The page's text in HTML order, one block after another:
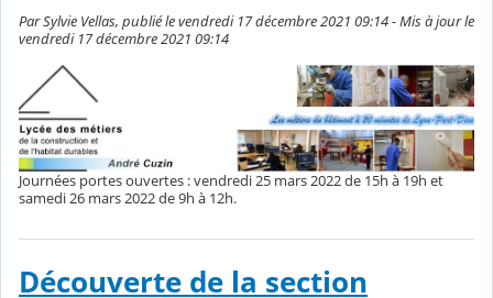
Par Sylvie Vellas, publié le vendredi 17 décembre 2021 09:14 - Mis à jour le
vendredi 17 décembre 2021 09:14
Journées portes ouvertes : vendredi 25 mars 2022 de 15h à 19h et
samedi 26 mars 2022 de 9h à 12h.
Découverte de la section